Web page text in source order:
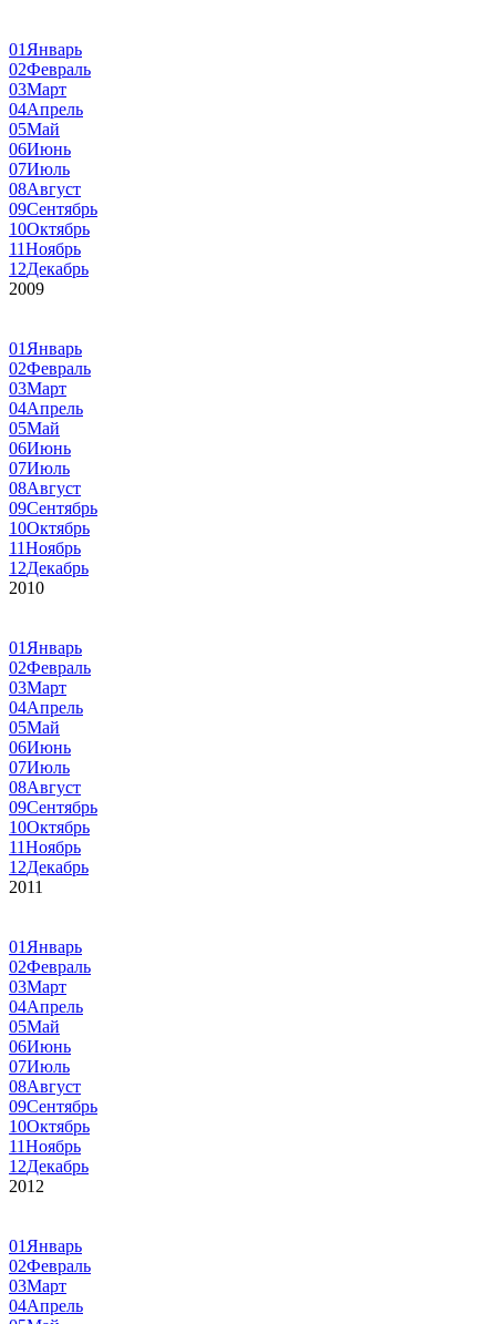
01 Январь
02Февраль
03Март
04Апрель
05Май
06Июнь
07Июль
08Август
09Сентябрь
10Октябрь
11Ноябрь
12Декабрь
2009
01 Январь
02Февраль
03Март
04Апрель
05Май
06Июнь
07Июль
08Август
09Сентябрь
10Октябрь
11Ноябрь
12Декабрь
2010
01 Январь
02Февраль
03Март
04Апрель
05Май
06Июнь
07Июль
08Август
09Сентябрь
10Октябрь
11Ноябрь
12Декабрь
2011
01 Январь
02Февраль
03Март
04Апрель
05Май
06Июнь
07Июль
08Август
09Сентябрь
10Октябрь
11Ноябрь
12Декабрь
2012
01 Январь
02Февраль
03Март
04Апрель